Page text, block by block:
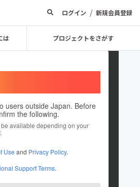
ログイン / 新規会員登録
は プロジェクトをさがす
users outside Japan. Before
the following.
available depending on your
Use and Privacy Policy.
Support Terms.
船津明生
クトを投稿しています
県
県